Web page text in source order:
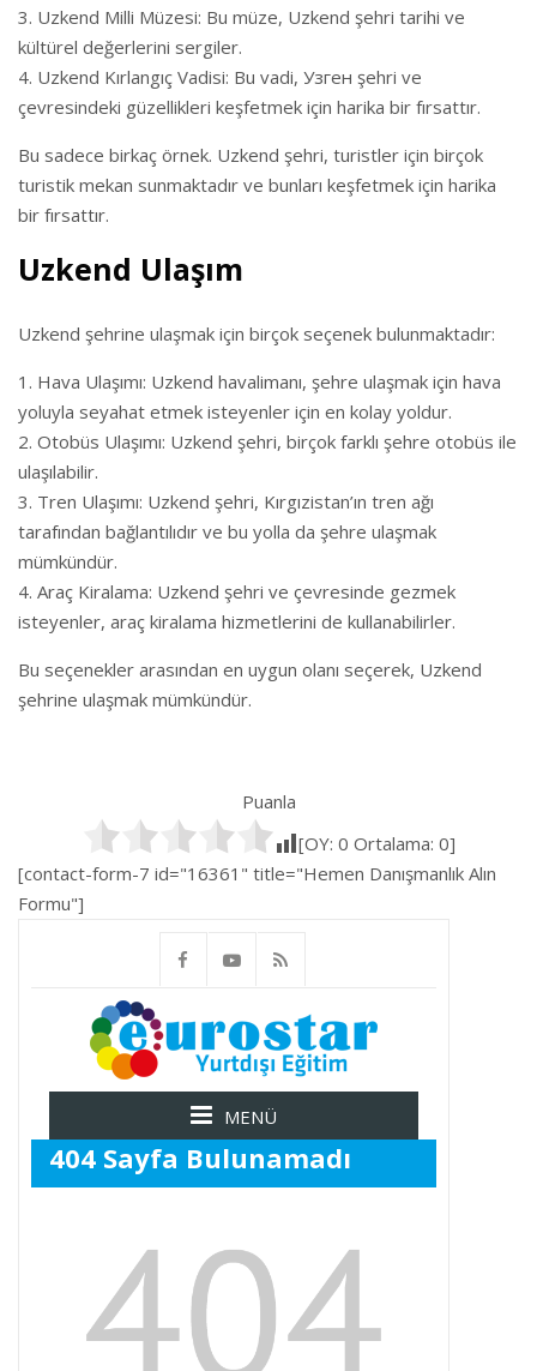
Uzkend Milli Müzesi: Bu müze, Uzkend şehri tarihi ve
kültürel değerlerini sergiler.
Uzkend Kırlangıç Vadisi: Bu vadi, Узген şehri ve
çevresindeki güzellikleri keşfetmek için harika bir fırsattır.
Bu sadece birkaç örnek. Uzkend şehri, turistler için birçok
turistik mekan sunmaktadır ve bunları keşfetmek için harika
bir fırsattır.
Uzkend Ulaşım
Uzkend şehrine ulaşmak için birçok seçenek bulunmaktadır:
Hava Ulaşımı: Uzkend havalimanı, şehre ulaşmak için hava
yoluyla seyahat etmek isteyenler için en kolay yoldur.
Otobüs Ulaşımı: Uzkend şehri, birçok farklı şehre otobüs ile
ulaşılabilir.
Tren Ulaşımı: Uzkend şehri, Kırgızistan’ın tren ağı
tarafından bağlantılıdır ve bu yolla da şehre ulaşmak
mümkündür.
Araç Kiralama: Uzkend şehri ve çevresinde gezmek
isteyenler, araç kiralama hizmetlerini de kullanabilirler.
Bu seçenekler arasından en uygun olanı seçerek, Uzkend
şehrine ulaşmak mümkündür.
Puanla
[OY: 0 Ortalama: 0]
[contact-form-7 id="16361" title="Hemen Danışmanlık Alın
Formu"]